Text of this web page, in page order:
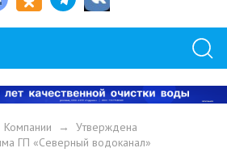
Компании → Утверждена
ГП «Северный водоканал»